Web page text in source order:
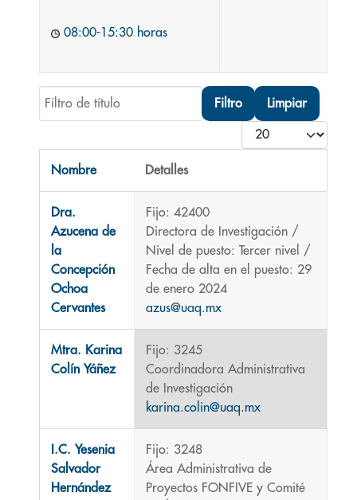
08:00-15:30 horas
Filtro de título
Filtro Limpiar
Cantidad
Nombre Detalles
Dra.
Azucena de
la
Concepción
Ochoa
Cervantes
Fijo: 42400
Directora de Investigación /
Nivel de puesto: Tercer nivel /
Fecha de alta en el puesto: 29
de enero 2024
azus@uaq.mx
Mtra. Karina
Colín Yáñez
Fijo: 3245
Coordinadora Administrativa
de Investigación
karina.colin@uaq.mx
I.C. Yesenia
Salvador
Hernández
Fijo: 3248
Área Administrativa de
Proyectos FONFIVE y Comité